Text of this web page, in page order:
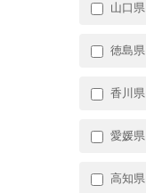
山口県
徳島県
香川県
愛媛県
高知県